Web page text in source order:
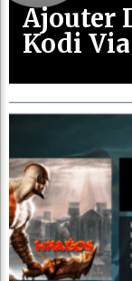
Ajouter
Kodi